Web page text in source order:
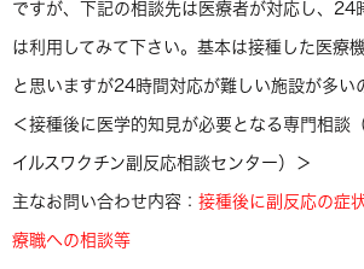
ですが、下記の相談先は医療者が対応し、24
は利用してみて下さい。基本は接種した医療
と思いますが24時間対応が難しい施設が多い
＜接種後に医学的知見が必要となる専門相談
イルスワクチン副反応相談センター）＞
主なお問い合わせ内容： 接種後に副反応の症
療職への相談等